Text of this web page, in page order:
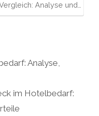
Analyse und…
Analyse,
im Hotelbedarf: